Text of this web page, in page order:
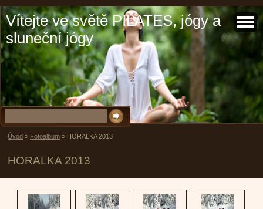
Vítejte ve světě PILATES, jógy a
sluneční jógy
Úvod » Fotoalbum » HORALKA 2013
HORALKA 2013